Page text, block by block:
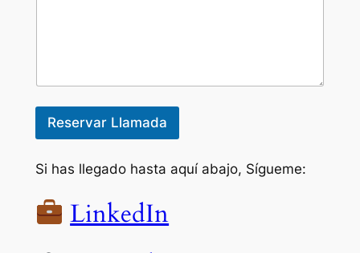
Reservar Llamada
Si has llegado hasta aquí abajo, Sígueme:
LinkedIn